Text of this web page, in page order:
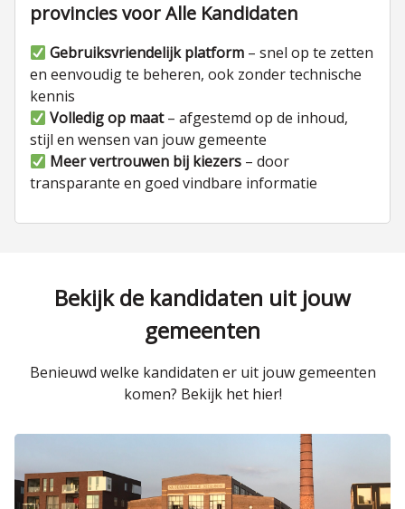
provincies voor Alle Kandidaten
Gebruiksvriendelijk platform – snel op te zetten
en eenvoudig te beheren, ook zonder technische
kennis
Volledig op maat– afgestemd op de inhoud,
stijl en wensen van jouw gemeente
Meer vertrouwen bij kiezers – door
transparante en goed vindbare informatie
Bekijk de kandidaten uit jouw
gemeenten
Benieuwd welke kandidaten er uit jouw gemeenten
komen? Bekijk het hier!